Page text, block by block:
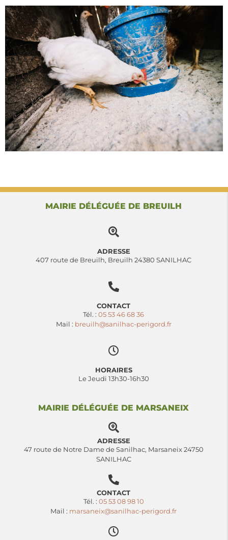
MAIRIE DÉLÉGUÉE DE BREUILH
ADRESSE
407 route de Breuilh, Breuilh 24380 SANILHAC
CONTACT
Tél. : 05 53 46 68 36
Mail : breuilh@sanilhac-perigord.fr
HORAIRES
Le Jeudi 13h30-16h30
MAIRIE DÉLÉGUÉE DE MARSANEIX
ADRESSE
47 route de Notre Dame de Sanilhac, Marsaneix 24750
SANILHAC
CONTACT
Tél. : 05 53 08 98 10
Mail : marsaneix@sanilhac-perigord.fr